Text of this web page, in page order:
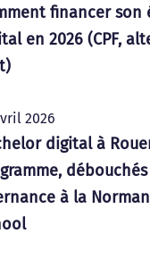
financer son
en 2026 (CPF,
2026
digital à
à la